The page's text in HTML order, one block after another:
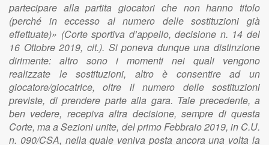
partecipare alla partita giocatori che non hanno titolo
(perché in eccesso al numero delle sostituzioni già
effettuate)» (Corte sportiva d’appello, decisione n. 14 del
16 Ottobre 2019, cit.). Si poneva dunque una distinzione
dirimente: altro sono i momenti nei quali vengono
realizzate le sostituzioni, altro è consentire ad un
giocatore/giocatrice, oltre il numero delle sostituzioni
previste, di prendere parte alla gara. Tale precedente, a
ben vedere, recepiva altra decisione, sempre di questa
Corte, ma a Sezioni unite, del primo Febbraio 2019, in C.U.
n. 090/CSA, nella quale veniva posta ancora una volta la